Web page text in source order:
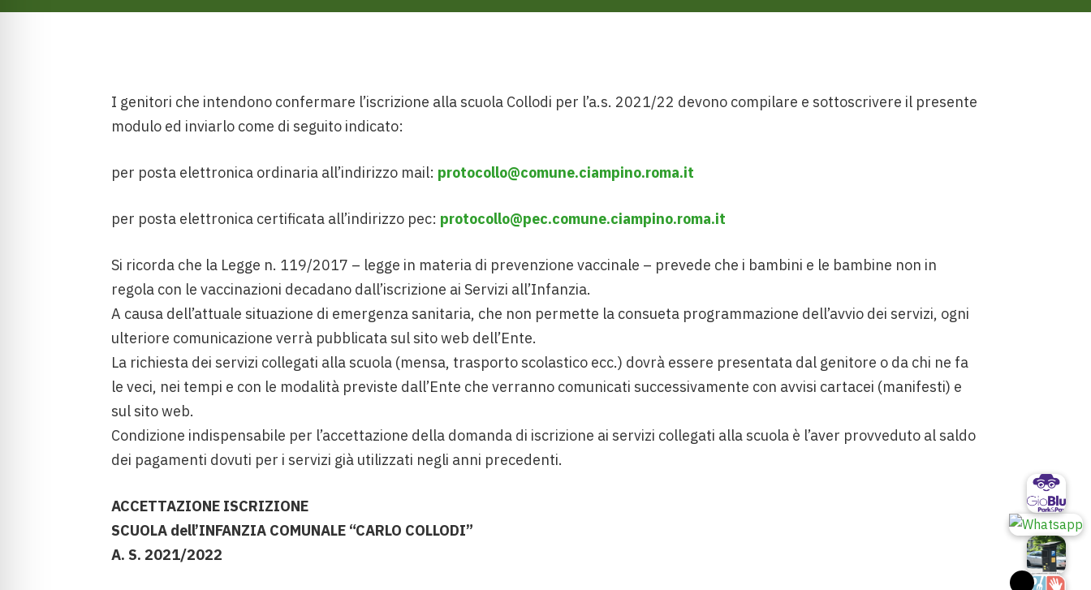
I genitori che intendono confermare l’iscrizione alla scuola Collodi per l’a.s. 2021/22 devono compilare e sottoscrivere il presente
modulo ed inviarlo come di seguito indicato:
per posta elettronica ordinaria all’indirizzo mail: protocollo@comune.ciampino.roma.it
per posta elettronica certificata all’indirizzo pec: protocollo@pec.comune.ciampino.roma.it
Si ricorda che la Legge n. 119/2017 – legge in materia di prevenzione vaccinale – prevede che i bambini e le bambine non in
regola con le vaccinazioni decadano dall’iscrizione ai Servizi all’Infanzia.
A causa dell’attuale situazione di emergenza sanitaria, che non permette la consueta programmazione dell’avvio dei servizi, ogni
ulteriore comunicazione verrà pubblicata sul sito web dell’Ente.
La richiesta dei servizi collegati alla scuola (mensa, trasporto scolastico ecc.) dovrà essere presentata dal genitore o da chi ne fa
le veci, nei tempi e con le modalità previste dall’Ente che verranno comunicati successivamente con avvisi cartacei (manifesti) e
sul sito web.
Condizione indispensabile per l’accettazione della domanda di iscrizione ai servizi collegati alla scuola è l’aver provveduto al saldo
dei pagamenti dovuti per i servizi già utilizzati negli anni precedenti.
ACCETTAZIONE ISCRIZIONE
SCUOLA dell’INFANZIA COMUNALE “CARLO COLLODI”
A. S. 2021/2022